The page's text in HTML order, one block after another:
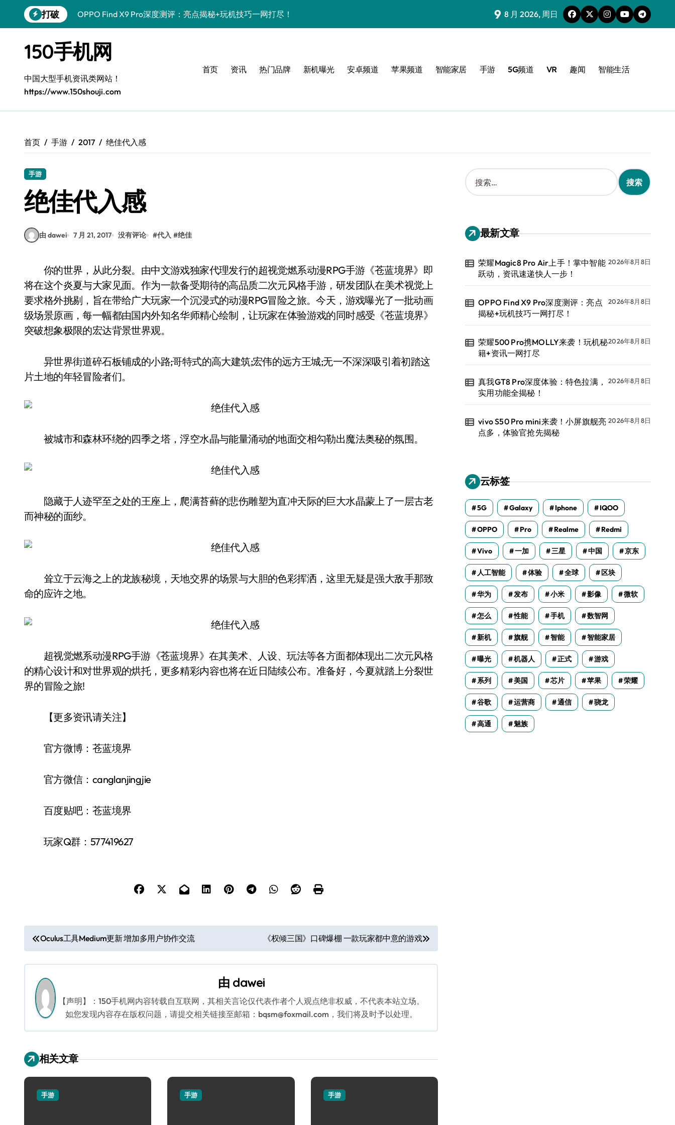
到
打破
OPPO Find X9 Pro深度测评：亮点揭秘+玩机技巧一网打尽！
真我GT8 Pro深度体验：特色拉满，实用功能全揭秘！
vivo S50 Pro mini来袭！小屏旗舰亮点多，体验官抢先揭秘
REDMI K90深度揭秘！亮点配置全公开，体验官力荐！
华为nova 15 Ultra新功能解锁，优惠来袭速来体验！
iPhone 17e来袭！性能配置大升级，速看体验官深度解析
荣耀Magic8 Pro Air上手！掌中智能跃动，资讯速递快人一步！
9 8 月 2026, 周日
150手机网
中国大型手机资讯类网站！
https://www.150shouji.com
首页 资讯 热门品牌 新机曝光 安卓频道 苹果频道 智能家居 手游 5G频道 VR 趣闻 智能生活
首页 手游 2017 绝佳代入感
手游
绝佳代入感
由 dawei 7 月 21, 2017 没有评论 #代入 #绝佳
你的世界，从此分裂。由中文游戏独家代理发行的超视觉燃系动漫RPG手游《苍蓝境界》即
将在这个炎夏与大家见面。作为一款备受期待的高品质二次元风格手游，研发团队在美术视觉上
要求格外挑剔，旨在带给广大玩家一个沉浸式的动漫RPG冒险之旅。今天，游戏曝光了一批动画
级场景原画，每一幅都由国内外知名华师精心绘制，让玩家在体验游戏的同时感受《苍蓝境界》
突破想象极限的宏达背景世界观。
异世界街道碎石板铺成的小路;哥特式的高大建筑;宏伟的远方王城;无一不深深吸引着初踏这
片土地的年轻冒险者们。
被城市和森林环绕的四季之塔，浮空水晶与能量涌动的地面交相勾勒出魔法奥秘的氛围。
隐藏于人迹罕至之处的王座上，爬满苔藓的悲伤雕塑为直冲天际的巨大水晶蒙上了一层古老
而神秘的面纱。
耸立于云海之上的龙族秘境，天地交界的场景与大胆的色彩挥洒，这里无疑是强大敌手那致
命的应许之地。
超视觉燃系动漫RPG手游《苍蓝境界》在其美术、人设、玩法等各方面都体现出二次元风格
的精心设计和对世界观的烘托，更多精彩内容也将在近日陆续公布。准备好，今夏就踏上分裂世
界的冒险之旅!
【更多资讯请关注】
官方微博：苍蓝境界
官方微信：canglanjingjie
百度贴吧：苍蓝境界
玩家Q群：577419627
文
章
导
航
Oculus工具Medium更新 增加多用户协作交流 《权倾三国》口碑爆棚 一款玩家都中意的游戏
由 dawei
【声明】：150手机网内容转载自互联网，其相关言论仅代表作者个人观点绝非权威，不代表本站立场。
如您发现内容存在版权问题，请提交相关链接至邮箱：bqsm@foxmail.com，我们将及时予以处理。
相关文章
手游 手游 手游
搜
索
：
最新文章
荣耀Magic8 Pro Air上手！掌中智能
跃动，资讯速递快人一步！
2026年8月8日
OPPO Find X9 Pro深度测评：亮点
揭秘+玩机技巧一网打尽！
2026年8月8日
荣耀500 Pro携MOLLY来袭！玩机秘
籍+资讯一网打尽
2026年8月8日
真我GT8 Pro深度体验：特色拉满，
实用功能全揭秘！
2026年8月8日
vivo S50 Pro mini来袭！小屏旗舰亮
点多，体验官抢先揭秘
2026年8月8日
云标签
5G Galaxy Iphone IQOO
OPPO Pro Realme Redmi
Vivo 一加 三星 中国 京东
人工智能 体验 全球 区块
华为 发布 小米 影像 微软
怎么 性能 手机 数智网
新机 旗舰 智能 智能家居
曝光 机器人 正式 游戏
系列 美国 芯片 苹果 荣耀
谷歌 运营商 通信 骁龙
高通 魅族